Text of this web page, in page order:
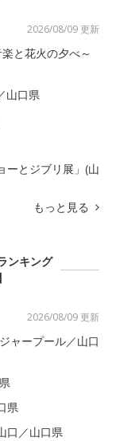
2026/08/09 更新
と花火の夕べ～
山口県
ーとジブリ展」(山
もっと見る
ンキング
2026/08/09 更新
ャープール／山口
県
口／山口県